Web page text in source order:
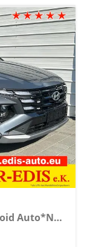
Black Line 1.6 T-GDi HEV AT Android Auto*Navi*SHZ*Kamera*2Z Klimaauto*